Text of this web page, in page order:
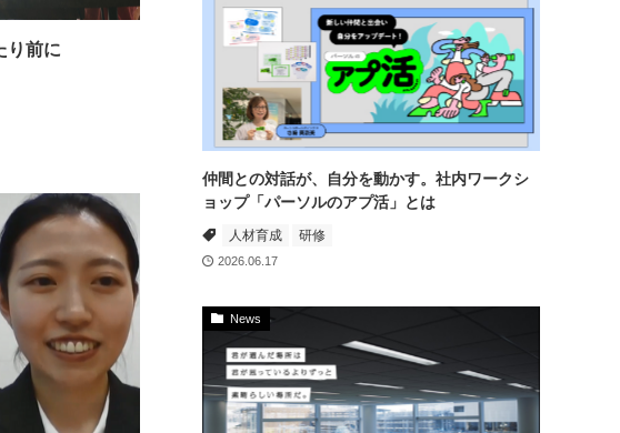
り前に
仲間との対話が、自分を動かす。社内ワークシ
ョップ「パーソルのアプ活」とは
人材育成 研修
2026.06.17
News